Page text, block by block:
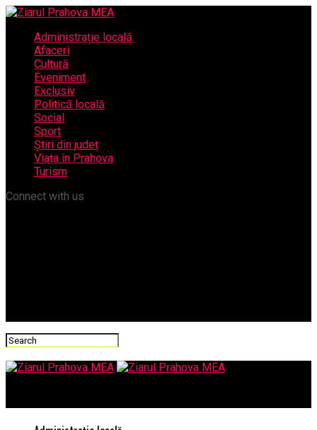
Administrație locală
Afaceri
Cultură
Eveniment
Exclusiv
Politică locală
Social
Sport
Știri din județ
Viața în Prahova
Turism
Connect with us